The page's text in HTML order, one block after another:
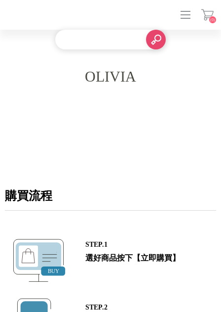
(0)
OLIVIA
購買流程
STEP.1
選好商品按下【立即購買】
STEP.2